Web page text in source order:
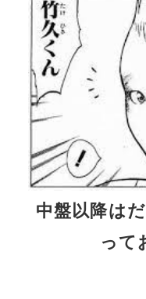
中盤以降は
って